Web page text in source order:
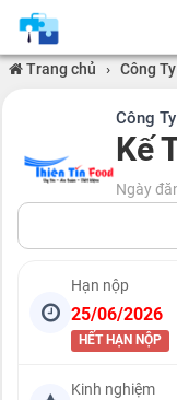
Trang chủ › Công
Công
Kế
Ngày
Hạn nộp
25/06/2026
HẾT HẠN NỘP
Kinh nghiệm